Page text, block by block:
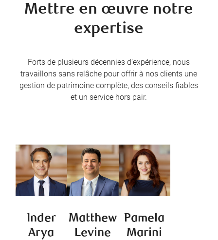
Mettre en œuvre notre
expertise
Forts de plusieurs décennies d’expérience, nous
travaillons sans relâche pour offrir à nos clients une
gestion de patrimoine complète, des conseils fiables
et un service hors pair.
Inder
Arya
Matthew
Levine
Pamela
Marini